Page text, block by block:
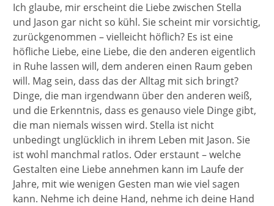
Ich glaube, mir erscheint die Liebe zwischen Stella
und Jason gar nicht so kühl. Sie scheint mir vorsichtig,
zurückgenommen – vielleicht höflich? Es ist eine
höfliche Liebe, eine Liebe, die den anderen eigentlich
in Ruhe lassen will, dem anderen einen Raum geben
will. Mag sein, dass das der Alltag mit sich bringt?
Dinge, die man irgendwann über den anderen weiß,
und die Erkenntnis, dass es genauso viele Dinge gibt,
die man niemals wissen wird. Stella ist nicht
unbedingt unglücklich in ihrem Leben mit Jason. Sie
ist wohl manchmal ratlos. Oder erstaunt – welche
Gestalten eine Liebe annehmen kann im Laufe der
Jahre, mit wie wenigen Gesten man wie viel sagen
kann. Nehme ich deine Hand, nehme ich deine Hand